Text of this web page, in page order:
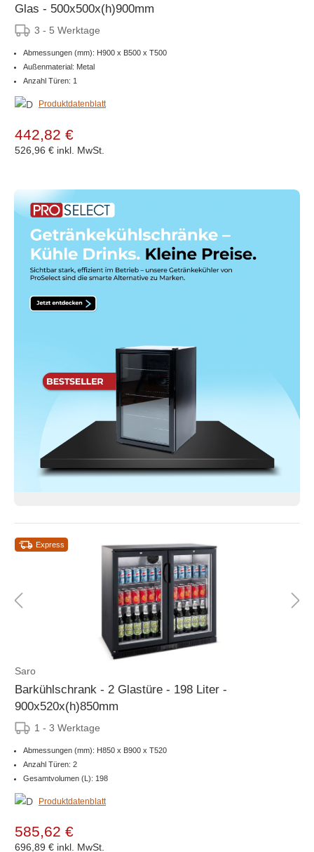
Glas - 500x500x(h)900mm
3 - 5 Werktage
Abmessungen (mm): H900 x B500 x T500
Außenmaterial: Metal
Anzahl Türen: 1
Produktdatenblatt
442,82 €
526,96 € inkl. MwSt.
Express
Saro
Barkühlschrank - 2 Glastüre - 198 Liter -
900x520x(h)850mm
1 - 3 Werktage
Abmessungen (mm): H850 x B900 x T520
Anzahl Türen: 2
Gesamtvolumen (L): 198
Produktdatenblatt
585,62 €
696,89 € inkl. MwSt.